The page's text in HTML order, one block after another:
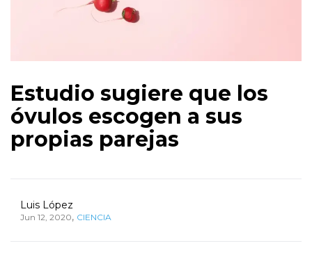
Estudio sugiere que los
óvulos escogen a sus
propias parejas
Luis López
Jun 12, 2020, CIENCIA